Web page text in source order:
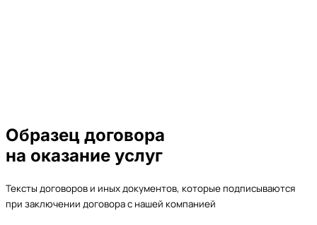
Образец договора
на оказание услуг
Тексты договоров и иных документов, которые подписываются
при заключении договора с нашей компанией